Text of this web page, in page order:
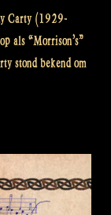
Carty (1929-
als “Morrison’s”
stond bekend om